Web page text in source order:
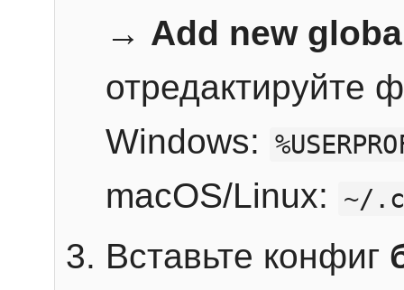
→ Add new
отредактируйте
Windows:
macOS/Linux: ~/
Вставьте конфиг